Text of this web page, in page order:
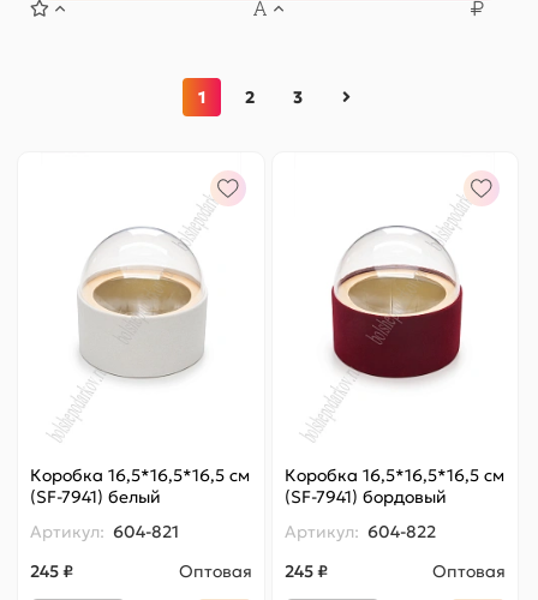
1 2 3
Коробка 16,5*16,5*16,5 см
(SF-7941) белый
Артикул: 604-821
245 ₽
Оптовая
Коробка 16,5*16,5*16,5 см
(SF-7941) бордовый
Артикул: 604-822
245 ₽
Оптовая